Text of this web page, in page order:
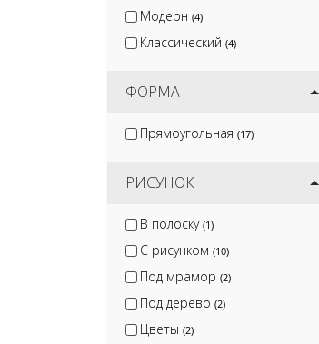
Модерн (4)
Классический (4)
ФОРМА
Прямоугольная (17)
РИСУНОК
В полоску (1)
С рисунком (10)
Под мрамор (2)
Под дерево (2)
Цветы (2)